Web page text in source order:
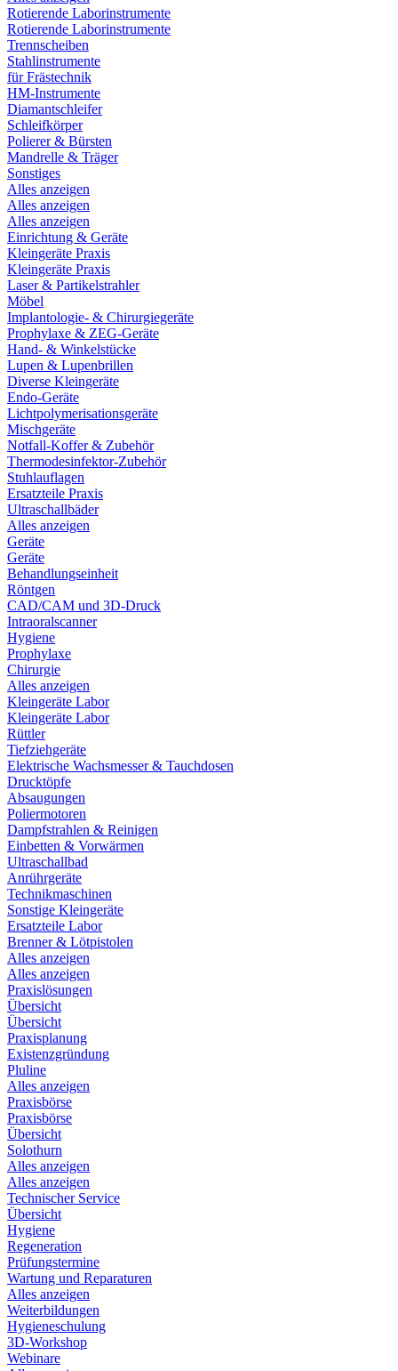
Rotierende Laborinstrumente
Rotierende Laborinstrumente
Trennscheiben
Stahlinstrumente
für Frästechnik
HM-Instrumente
Diamantschleifer
Schleifkörper
Polierer & Bürsten
Mandrelle & Träger
Sonstiges
Alles anzeigen
Alles anzeigen
Alles anzeigen
Einrichtung & Geräte
Kleingeräte Praxis
Kleingeräte Praxis
Laser & Partikelstrahler
Möbel
Implantologie- & Chirurgiegeräte
Prophylaxe & ZEG-Geräte
Hand- & Winkelstücke
Lupen & Lupenbrillen
Diverse Kleingeräte
Endo-Geräte
Lichtpolymerisationsgeräte
Mischgeräte
Notfall-Koffer & Zubehör
Thermodesinfektor-Zubehör
Stuhlauflagen
Ersatzteile Praxis
Ultraschallbäder
Alles anzeigen
Geräte
Geräte
Behandlungseinheit
Röntgen
CAD/CAM und 3D-Druck
Intraoralscanner
Hygiene
Prophylaxe
Chirurgie
Alles anzeigen
Kleingeräte Labor
Kleingeräte Labor
Rüttler
Tiefziehgeräte
Elektrische Wachsmesser & Tauchdosen
Drucktöpfe
Absaugungen
Poliermotoren
Dampfstrahlen & Reinigen
Einbetten & Vorwärmen
Ultraschallbad
Anrührgeräte
Technikmaschinen
Sonstige Kleingeräte
Ersatzteile Labor
Brenner & Lötpistolen
Alles anzeigen
Alles anzeigen
Praxislösungen
Übersicht
Übersicht
Praxisplanung
Existenzgründung
Pluline
Alles anzeigen
Praxisbörse
Praxisbörse
Übersicht
Solothurn
Alles anzeigen
Alles anzeigen
Technischer Service
Übersicht
Hygiene
Regeneration
Prüfungstermine
Wartung und Reparaturen
Alles anzeigen
Weiterbildungen
Hygieneschulung
3D-Workshop
Webinare